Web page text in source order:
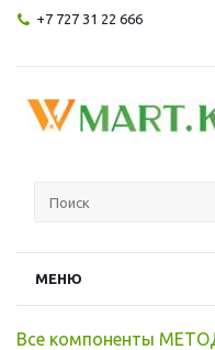
+7 727 31 22 666
МЕНЮ
Все компоненты